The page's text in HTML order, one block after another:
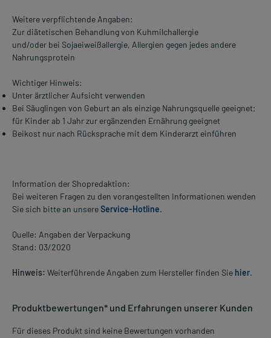
Weitere verpflichtende Angaben:
Zur diätetischen Behandlung von Kuhmilchallergie
und/oder bei Sojaeiweißallergie, Allergien gegen jedes andere
Nahrungsprotein
Wichtiger Hinweis:
Unter ärztlicher Aufsicht verwenden
Bei Säuglingen von Geburt an als einzige Nahrungsquelle geeignet;
für Kinder ab 1 Jahr zur ergänzenden Ernährung geeignet
Beikost nur nach Rücksprache mit dem Kinderarzt einführen
Information der Shopredaktion:
Bei weiteren Fragen zu den vorangestellten Informationen wenden
Sie sich bitte an unsereService-Hotline.
Quelle: Angaben der Verpackung
Stand: 03/2020
Hinweis: Weiterführende Angaben zum Hersteller finden Sie hier.
Produktbewertungen* und Erfahrungen unserer Kunden
Für dieses Produkt sind keine Bewertungen vorhanden